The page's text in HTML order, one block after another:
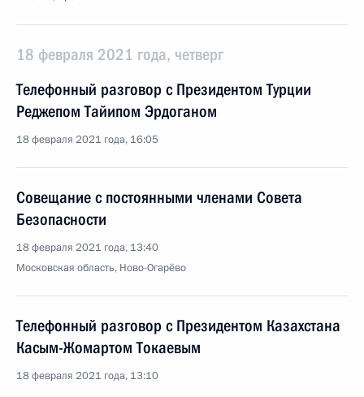
18 февраля 2021 года, четверг
Телефонный разговор с Президентом Турции
Реджепом Тайипом Эрдоганом
18 февраля 2021 года, 16:05
Совещание с постоянными членами Совета
Безопасности
18 февраля 2021 года, 13:40
Московская область, Ново-Огарёво
Телефонный разговор с Президентом Казахстана
Касым-Жомартом Токаевым
18 февраля 2021 года, 13:10